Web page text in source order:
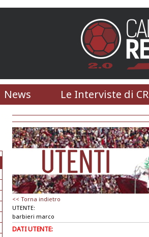
News Le Interviste di CR
<< Torna indietro
UTENTE:
barbieri marco
DATI UTENTE: